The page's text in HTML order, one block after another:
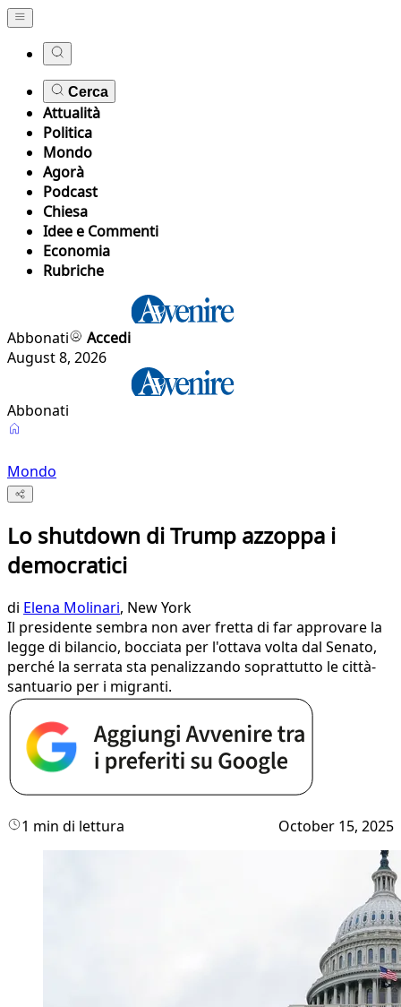
Cerca
Attualità
Politica
Mondo
Agorà
Podcast
Chiesa
Idee e Commenti
Economia
Rubriche
Abbonati
Accedi
August 8, 2026
Abbonati
Mondo
Lo shutdown di Trump azzoppa i
democratici
di Elena Molinari, New York
Il presidente sembra non aver fretta di far approvare la
legge di bilancio, bocciata per l'ottava volta dal Senato,
perché la serrata sta penalizzando soprattutto le città-
santuario per i migranti.
1 min di lettura October 15, 2025